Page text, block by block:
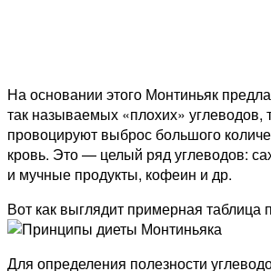
На основании этого Монтиньяк
так называемых «плохих» углеводов,
провоцируют выброс большого
кровь. Это — целый ряд углеводов:
и мучные продукты, кофеин и др.
Вот как выглядит примерная таблица
Для определения полезности